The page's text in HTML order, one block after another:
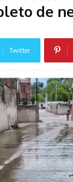
de
Twitter